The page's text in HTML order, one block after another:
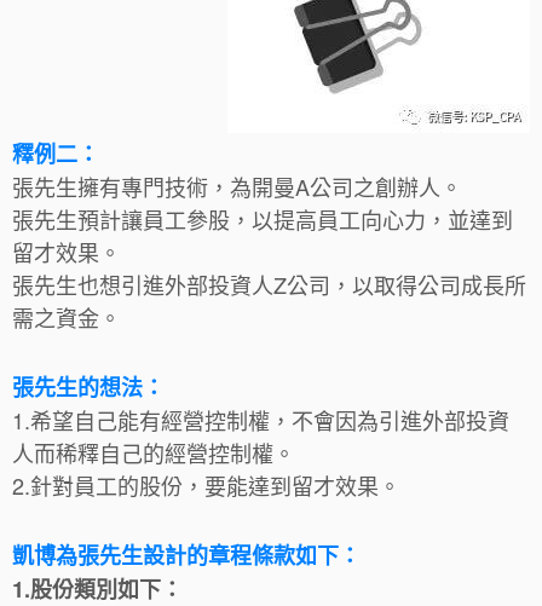
釋例二：
張先生擁有專門技術，為開曼A公司之創辦人。
張先生預計讓員工參股，以提高員工向心力，並達到
留才效果。
張先生也想引進外部投資人Z公司，以取得公司成長所
需之資金。
張先生的想法：
1.希望自己能有經營控制權，不會因為引進外部投資
人而稀釋自己的經營控制權。
2.針對員工的股份，要能達到留才效果。
凱博為張先生設計的章程條款如下：
1.股份類別如下：